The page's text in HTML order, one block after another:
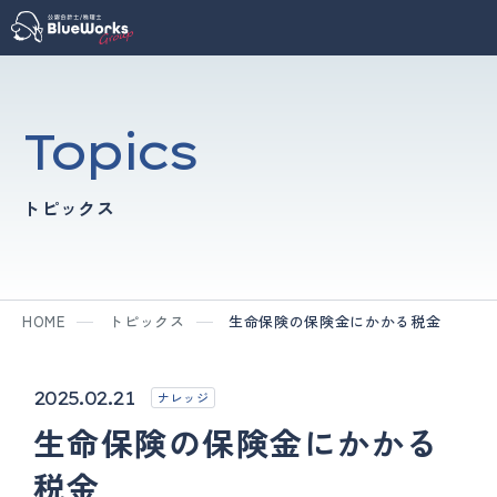
Topics
トピックス
HOME トピックス 生命保険の保険金にかかる税金
2025.02.21 ナレッジ
生命保険の保険金にかかる
税金